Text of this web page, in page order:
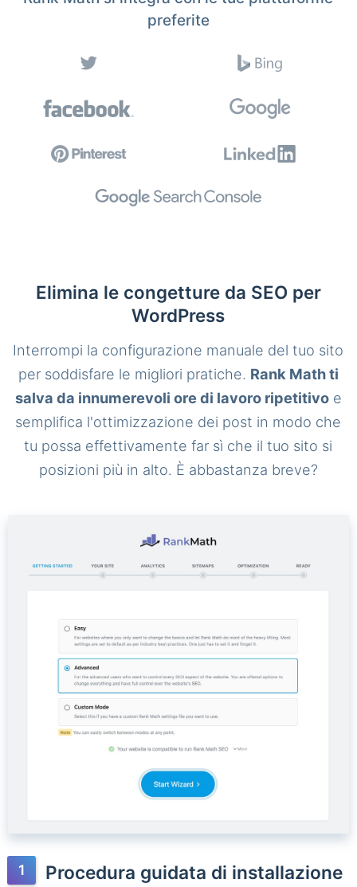
preferite
Elimina le congetture da SEO per
WordPress
Interrompi la configurazione manuale del tuo sito
per soddisfare le migliori pratiche. Rank Math ti
salva da innumerevoli ore di lavoro ripetitivoe
semplifica l'ottimizzazione dei post in modo che
tu possa effettivamente far sì che il tuo sito si
posizioni più in alto. È abbastanza breve?
Procedura guidata di installazione